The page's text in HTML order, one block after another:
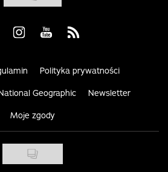
us on Facebook
Visit us on Instagram
Visit us on Youtube
Visit us on Rss
Polityka prywatności
Geographic Newsletter
Moje zgody